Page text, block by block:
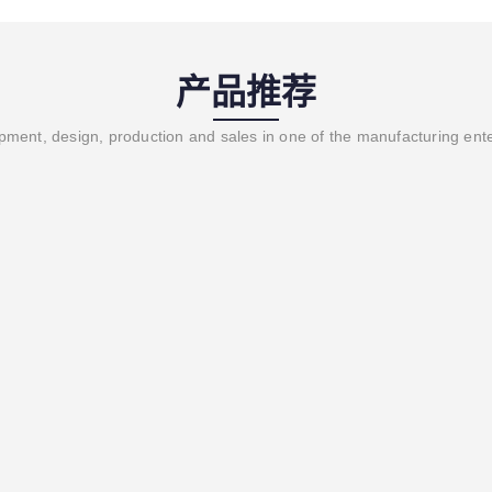
产品推荐
design, production and sales in one of the manufacturing